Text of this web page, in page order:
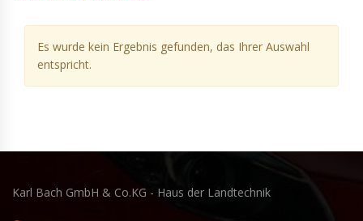
Es wurde kein Ergebnis gefunden, das Ihrer Auswahl
entspricht.
Karl Bach GmbH & Co.KG - Haus der Landtechnik